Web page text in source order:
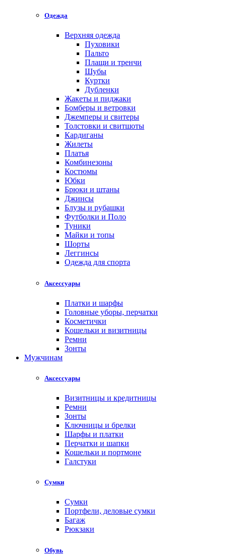
Одежда
Верхняя одежда
Пуховики
Пальто
Плащи и тренчи
Шубы
Куртки
Дубленки
Жакеты и пиджаки
Бомберы и ветровки
Джемперы и свитеры
Толстовки и свитшоты
Кардиганы
Жилеты
Платья
Комбинезоны
Костюмы
Юбки
Брюки и штаны
Джинсы
Блузы и рубашки
Футболки и Поло
Туники
Майки и топы
Шорты
Леггинсы
Одежда для спорта
Аксессуары
Платки и шарфы
Головные уборы, перчатки
Косметички
Кошельки и визитницы
Ремни
Зонты
Мужчинам
Аксессуары
Визитницы и кредитницы
Ремни
Зонты
Ключницы и брелки
Шарфы и платки
Перчатки и шапки
Кошельки и портмоне
Галстуки
Сумки
Сумки
Портфели, деловые сумки
Багаж
Рюкзаки
Обувь